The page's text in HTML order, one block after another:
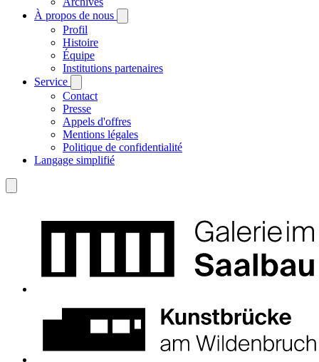
À propos de nous
Profil
Histoire
Équipe
Institutions partenaires
Service
Contact
Presse
Appels d'offres
Mentions légales
Politique de confidentialité
Langage simplifié